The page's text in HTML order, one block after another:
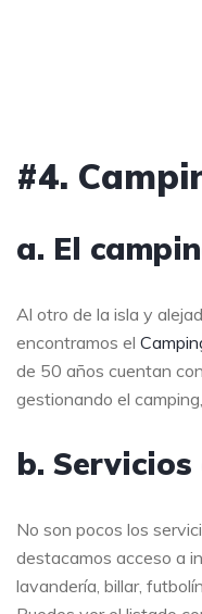
#4.
a. El
Al otro de la isla y
encontramos el
de 50 años cuentan
gestionando el
b.
No son pocos los
destacamos acceso a
lavandería, billar,